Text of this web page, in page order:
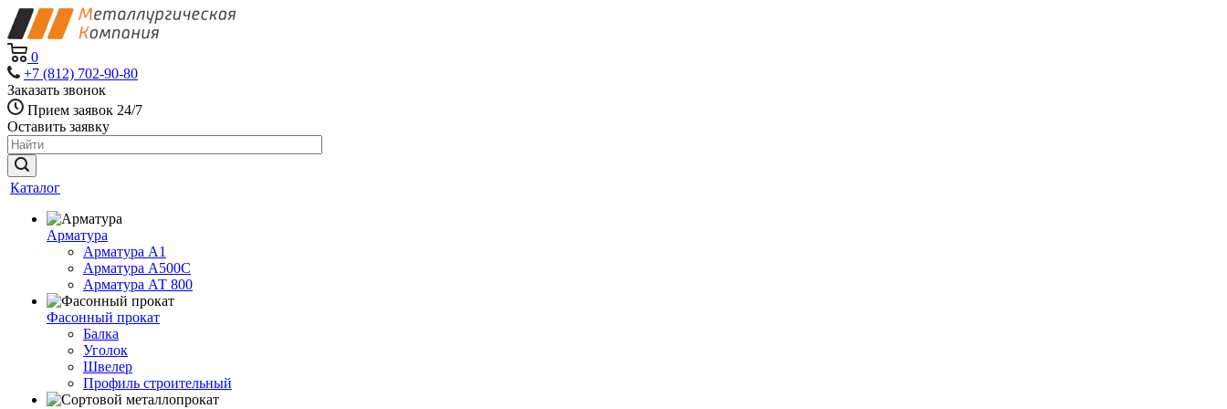
0
+7 (812) 702-90-80
Заказать звонок
Прием заявок 24/7
Оставить заявку
Каталог
Арматура
Арматура А1
Арматура А500С
Арматура АТ 800
Фасонный прокат
Балка
Уголок
Швелер
Профиль строительный